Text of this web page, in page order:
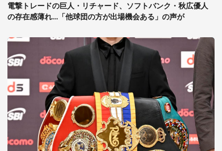
電撃トレードの巨人・リチャード、ソフトバンク・秋広優人
の存在感薄れ...「他球団の方が出場機会ある」の声が